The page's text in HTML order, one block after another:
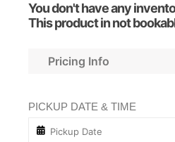
You don't have any
This product in not
Pricing Info
PICKUP DATE & TIME